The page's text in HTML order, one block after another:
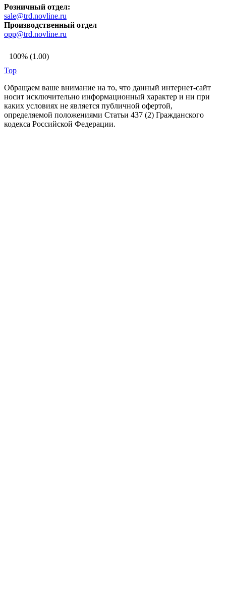
Розничный отдел:
sale@trd.novline.ru
Производственный отдел
opp@trd.novline.ru
100% (1.00)
Top
Обращаем ваше внимание на то, что данный интернет-сайт
носит исключительно информационный характер и ни при
каких условиях не является публичной офертой,
определяемой положениями Статьи 437 (2) Гражданского
кодекса Российской Федерации.